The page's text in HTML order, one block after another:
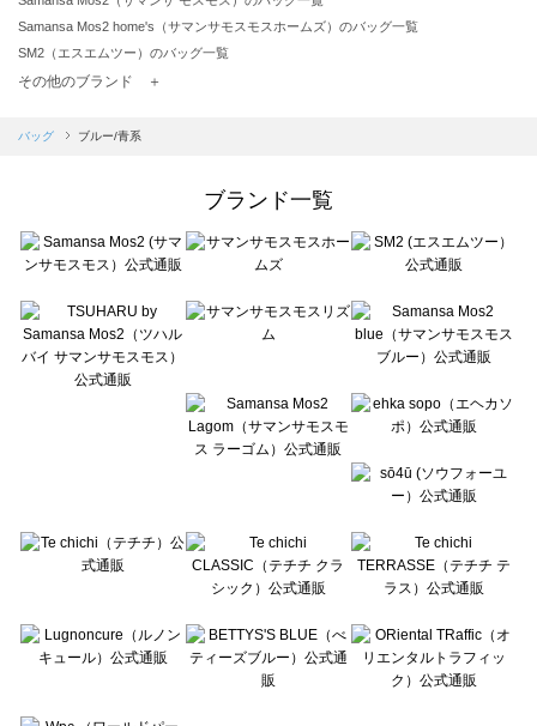
Samansa Mos2 home's（サマンサモスモスホームズ）のバッグ一覧
SM2（エスエムツー）のバッグ一覧
TSUHARU by Samansa Mos2（ツハルバイサマンサモスモス）のバッグ一覧
Samansa Mos2 blue（サマンサモスモス ブルー）のバッグ一覧
sō4ū（ソウフォーユー）のバッグ一覧
Te chichi（テチチ）のバッグ一覧
Te chichi CLASSIC（テチチ クラシック）のバッグ一覧
Lugnoncure（ルノンキュール）のバッグ一覧
BETTY'S BLUE（べティーズブルー）のバッグ一覧
Wpc.（ワールドパーティー）のバッグ一覧
その他のブランド ＋
バッグ ブルー/青系
ブランド一覧